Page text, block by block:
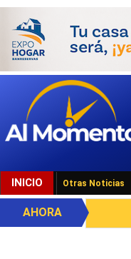
INICIO Otras Noticias
AHORA